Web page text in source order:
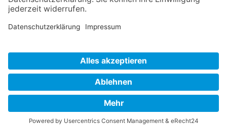
VERBRAUCHERSTREITBEILEGUNGSGESETZ
HINWEISGEBERSCHUTZGESETZ
VORLESE-FUNKTION: READSPEAKER
GOOD NEWS | ELTERNBRIEFE